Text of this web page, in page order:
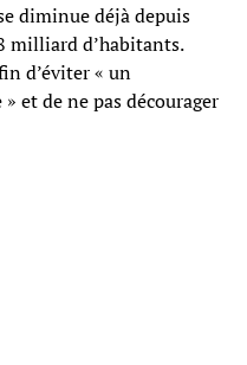
diminue déjà depuis
milliard d’habitants.
d’éviter « un
et de ne pas décourager